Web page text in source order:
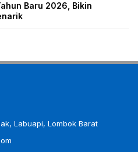
Baru 2026, Bikin
Labuapi, Lombok Barat